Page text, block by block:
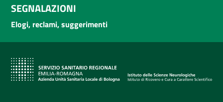
SEGNALAZIONI
Elogi, reclami, suggerimenti